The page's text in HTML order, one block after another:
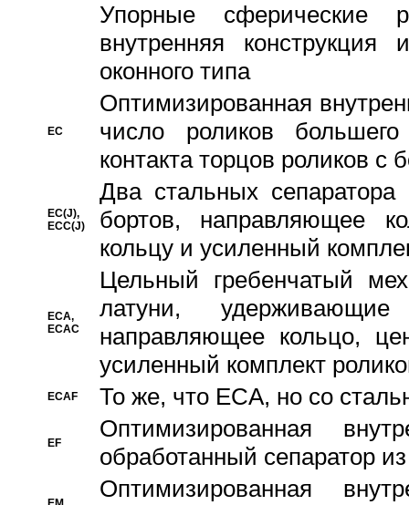
Упорные сферические
внутренняя
оконного типа
EC
Oптимизированная
число роликов
контакта торцов роликов с
EC(J),
ECC(J)
Два стальных сепаратора
бортов, направляющее
кольцу и усиленный
ECA,
ECAC
Цельный гребенчатый
латуни,
направляющее кольцо,
усиленный комплект
ECAF То же, что ECA, но со
EF
Оптимизированная
обработанный сепаратор
Оптимизированная